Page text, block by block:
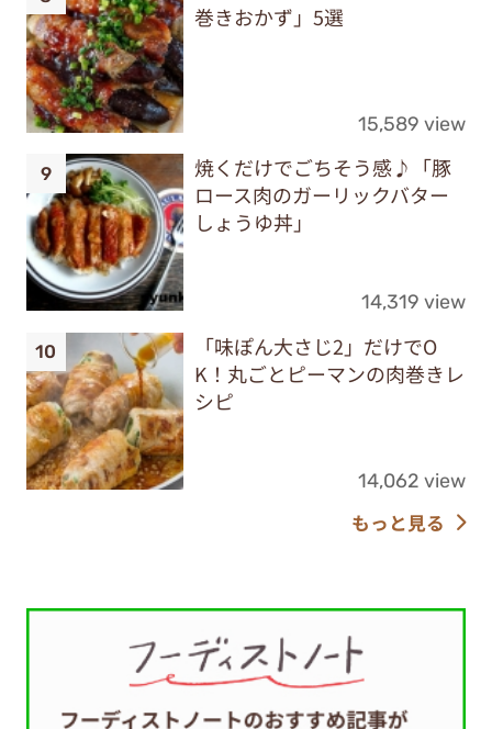
巻きおかず」5選
15,589 view
焼くだけでごちそう感♪「豚
ロース肉のガーリックバター
しょうゆ丼」
14,319 view
「味ぽん大さじ2」だけでO
K！丸ごとピーマンの肉巻きレ
シピ
14,062 view
もっと見る